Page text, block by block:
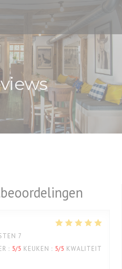
7
: 5/5 KEUKEN : 5/5 KWALITEIT